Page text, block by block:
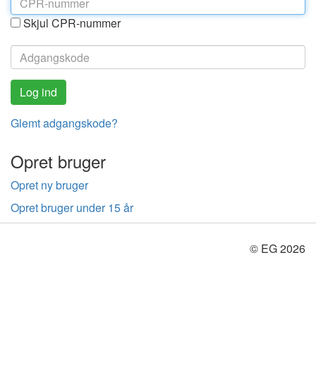
Skjul CPR-nummer
Glemt adgangskode?
Opret bruger
Opret ny bruger
Opret bruger under 15 år
© EG 2026